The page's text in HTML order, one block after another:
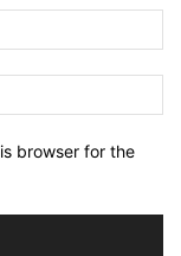
browser for the